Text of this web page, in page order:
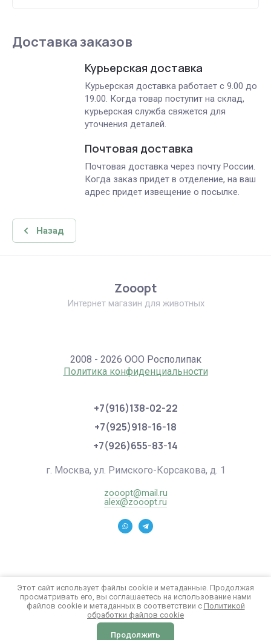
Доставка заказов
Курьерская доставка
Курьерская доставка работает с 9.00 до
19.00. Когда товар поступит на склад,
курьерская служба свяжется для
уточнения деталей.
Почтовая доставка
Почтовая доставка через почту России.
Когда заказ придет в отделение, на ваш
адрес придет извещение о посылке.
Назад
Zooopt
Интернет магазин для животных
2008 - 2026 ООО Росполипак
Политика конфиденциальности
+7(916)138-02-22
+7(925)918-16-18
+7(926)655-83-14
г. Москва, ул. Римского-Корсакова, д. 1
zooopt@mail.ru
alex@zooopt.ru
Этот сайт использует файлы cookie и метаданные. Продолжая
просматривать его, вы соглашаетесь на использование нами
файлов cookie и метаданных в соответствии с Политикой
обработки файлов cookie
Продолжить